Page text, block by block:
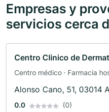
Empresas y
servicios cerca
Centro Clinico de
Centro médico · Farmacia
Alonso Cano, 51, 03014
0.0 (0)